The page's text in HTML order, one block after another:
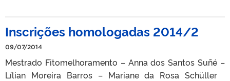
Inscrições homologadas 2014/2
09/07/2014
Mestrado Fitomelhoramento – Anna dos Santos Suñé –
Lílian Moreira Barros – Mariane da Rosa Schüller